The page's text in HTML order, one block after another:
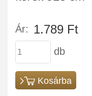
Ár: 1.789 Ft
db
Kosárba